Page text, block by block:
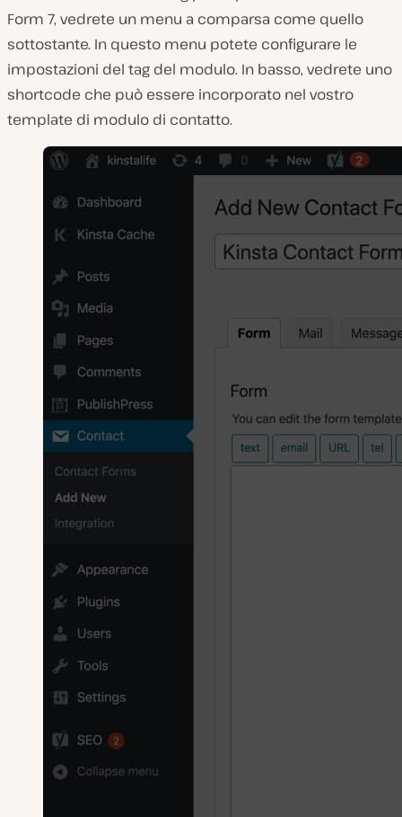
Form 7, vedrete un menu a comparsa come quello
sottostante. In questo menu potete configurare le
impostazioni del tag del modulo. In basso, vedrete uno
shortcode che può essere incorporato nel vostro
template di modulo di contatto.